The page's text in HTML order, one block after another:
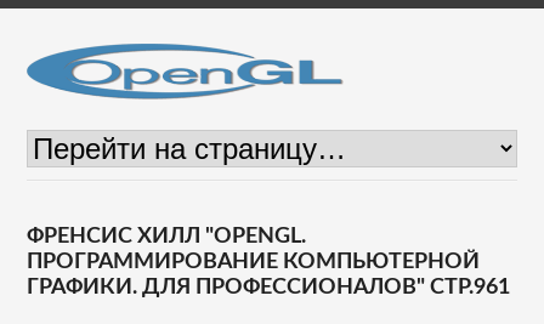
ФРЕНСИС ХИЛЛ "OPENGL.
ПРОГРАММИРОВАНИЕ КОМПЬЮТЕРНОЙ
ГРАФИКИ. ДЛЯ ПРОФЕССИОНАЛОВ" СТР.961